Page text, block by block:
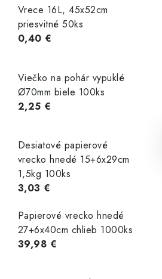
Vrece 16L, 45x52cm
priesvitné 50ks
0,40 €
Viečko na pohár vypuklé
Ø70mm biele 100ks
2,25 €
Desiatové papierové
vrecko hnedé 15+6x29cm
1,5kg 100ks
3,03 €
Papierové vrecko hnedé
27+6x40cm chlieb 1000ks
39,98 €